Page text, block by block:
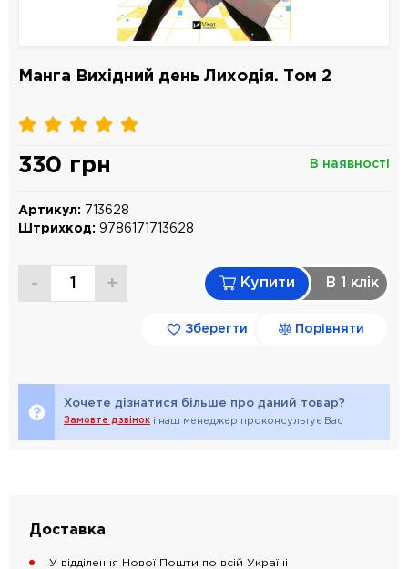
Манга Вихідний день Лиходія. Том 2
В наявності
330 грн
Артикул: 713628
Штрихкод: 9786171713628
- + Купити В 1 клiк
Зберегти Порівняти
Хочете дізнатися більше про даний товар?
Замовте дзвінок і наш менеджер проконсультує Вас
Доставка
У відділення Нової Пошти по всій Україні